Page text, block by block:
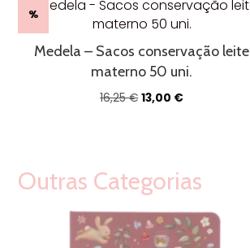
%
Medela – Sacos conservação leite
materno 50 uni.
16,25€O
13,00 €O
Outras Categorias